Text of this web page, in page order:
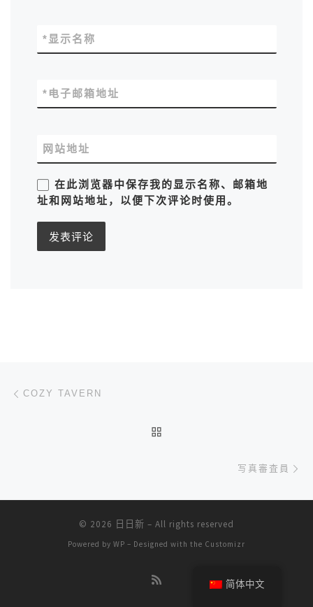
显示名称
*
电子邮箱地址
*
网站地址
在此浏览器中保存我的显示名称、邮箱地
址和网站地址，以便下次评论时使用。
文章导航
COZY TAVERN
写真審査員
© 2026 日日新 – All rights reserved
Powered by WP – Designed with the Customizr
简体中文